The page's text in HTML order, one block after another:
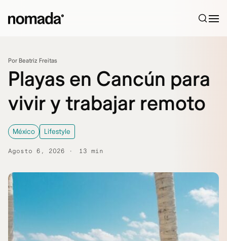
Por Beatriz Freitas
Playas en Cancún para
vivir y trabajar remoto
México Lifestyle
Agosto 6, 2026 13 min